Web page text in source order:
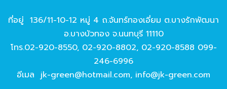
ที่อยู่ 136/11-10-12 หมู่ 4 ถ.จันทร์ทองเอี่ยม ต.บางรักพัฒนา
อ.บางบัวทอง จ.นนทบุรี 11110
โทร.02-920-8550, 02-920-8802, 02-920-8588 099-
246-6996
อีเมล jk-green@hotmail.com, info@jk-green.com